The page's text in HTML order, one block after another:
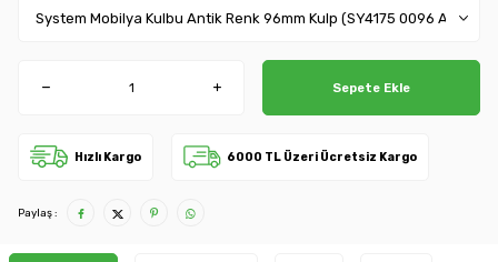
Sepete Ekle
Hızlı Kargo 6000 TL Üzeri Ücretsiz Kargo
Paylaş :